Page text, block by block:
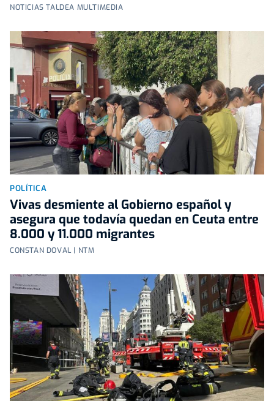
NOTICIAS TALDEA MULTIMEDIA
POLÍTICA
Vivas desmiente al Gobierno español y
asegura que todavía quedan en Ceuta entre
8.000 y 11.000 migrantes
CONSTAN DOVAL | NTM